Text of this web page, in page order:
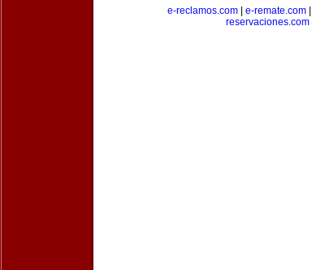
e-reclamos.com| e-remate.com|
reservaciones.com|